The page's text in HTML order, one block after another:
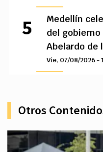
Medellín
del gobierno
Abelardo de
Vie, 07/08/2026 -
Otros